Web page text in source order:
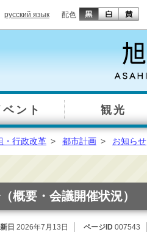
русский язык 配色
ベント 観光
・行政改革 > 都市計画 > お知らせ
概要・会議開催状況）
日 2026年7月13日 ページID 007543